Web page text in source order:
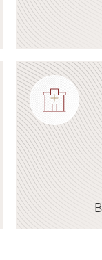
Подробнее о